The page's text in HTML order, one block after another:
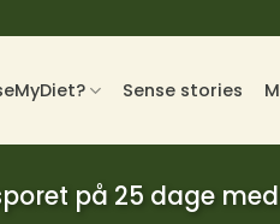
Sense stories
på 25 dage